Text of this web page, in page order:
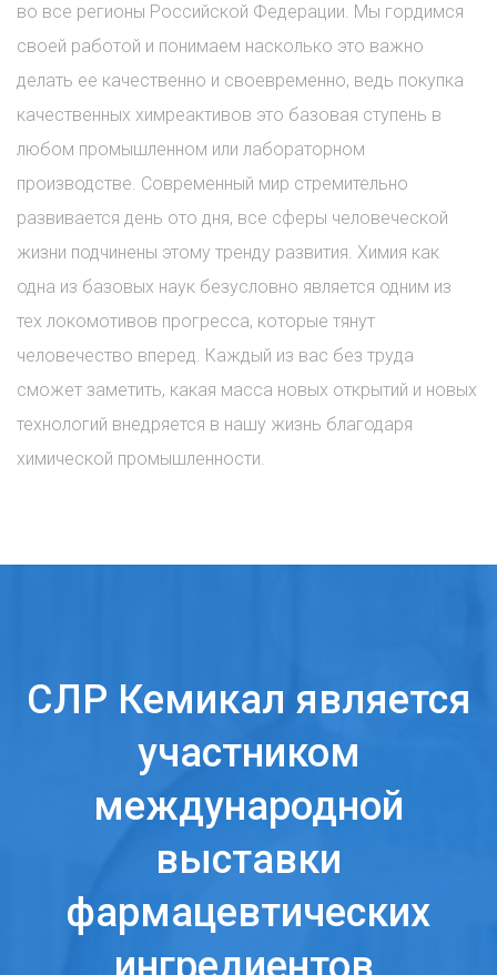
во все регионы Российской Федерации. Мы гордимся
своей работой и понимаем насколько это важно
делать ее качественно и своевременно, ведь покупка
качественных химреактивов это базовая ступень в
любом промышленном или лабораторном
производстве. Современный мир стремительно
развивается день ото дня, все сферы человеческой
жизни подчинены этому тренду развития. Химия как
одна из базовых наук безусловно является одним из
тех локомотивов прогресса, которые тянут
человечество вперед. Каждый из вас без труда
сможет заметить, какая масса новых открытий и новых
технологий внедряется в нашу жизнь благодаря
химической промышленности.
СЛР Кемикал является
участником
международной
выставки
фармацевтических